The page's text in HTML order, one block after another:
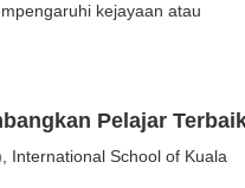
kejayaan atau
Pelajar
International School of Kuala